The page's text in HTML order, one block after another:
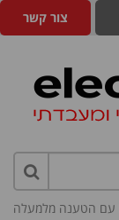
צור קשר
תנור PIT עם הטענה מלמעלה